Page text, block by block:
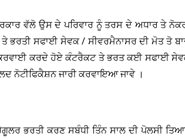
ਵੱਲੋ ਉਸ ਦੇ ਪਰਿਵਾਰ ਨੂੰ ਤਰਸ ਦੇ ਅਧਾਰ ਤੇ
ਸਫਾਈ ਸੇਵਕ / ਸੀਵਰਮੈਨਾਸਰ ਦੀ ਮੋਤ ਤੋ
ਕਿਰਵਾਈ ਕਰਦੇ ਹੋਏ ਕੰਟਰੈਕਟ ਤੇ ਭਰਤ ਕਈ ਸਫਾਈ
ਨੋਟੀਫਿਕੈਸ਼ਨ ਜਾਰੀ ਕਰਵਾਇਆ ਜਾਵੇ ।
ਭਰਤੀ ਕਰਣ ਸਬੰਧੀ ਤਿੰਨ ਸਾਲ ਦੀ ਪੋਲਸੀ